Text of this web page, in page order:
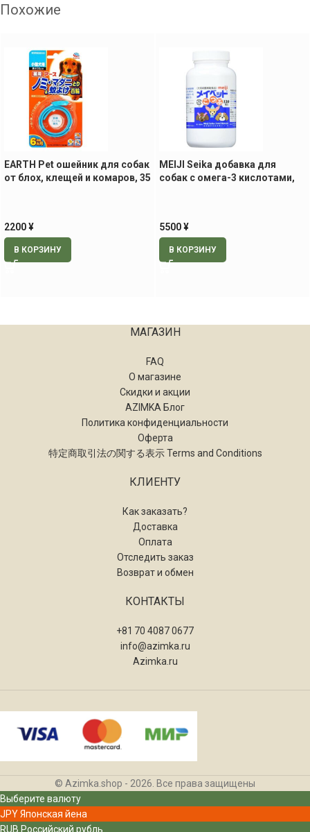
Похожие
EARTH Pet ошейник для собак
от блох, клещей и комаров, 35
2200¥
В КОРЗИНУ
MEIJI Seika добавка для
собак с омега-3 кислотами,
5500¥
В КОРЗИНУ
МАГАЗИН
FAQ
О магазине
Скидки и акции
AZIMKA Блог
Политика конфиденциальности
Оферта
特定商取引法の関する表示 Terms and Conditions
КЛИЕНТУ
Как заказать?
Доставка
Оплата
Отследить заказ
Возврат и обмен
КОНТАКТЫ
+81 70 4087 0677
info@azimka.ru
Azimka.ru
© Azimka.shop - 2026. Все права защищены
Выберите валюту
JPYЯпонская йена
RUB Российский рубль